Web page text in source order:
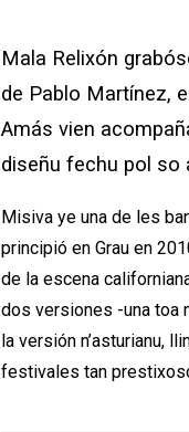
Mala Relixón
de Pablo Martínez,
Amás vien
diseñu fechu pol so
Misiva ye una de les
principió en Grau en
de la escena
dos versiones -una toa
la versión n’asturianu,
festivales tan